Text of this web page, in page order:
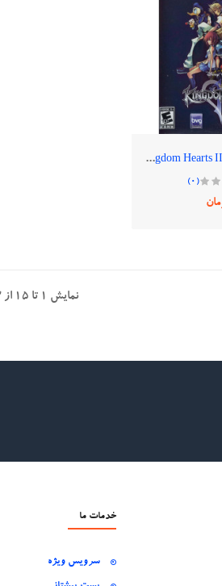
بازی اورجینال Kingdom Hearts II PS2
(0)
نمایش 1 تا 15 از 213 (15 صفحه)
خدمات ما
سرویس ویژه